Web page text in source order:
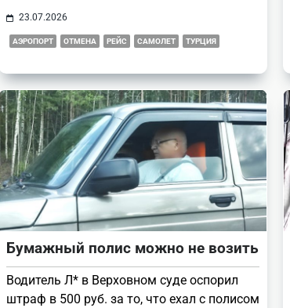
23.07.2026
АЭРОПОРТ ОТМЕНА РЕЙС САМОЛЕТ ТУРЦИЯ
Бумажный полис можно не возить
Водитель Л* в Верховном суде оспорил
штраф в 500 руб. за то, что ехал с полисом